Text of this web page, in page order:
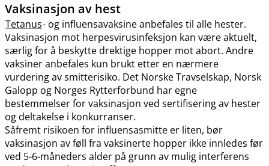
Vaksinasjon av hest
Tetanus- og influensavaksine anbefales til alle hester.
Vaksinasjon mot herpesvirusinfeksjon kan være aktuelt,
særlig for å beskytte drektige hopper mot abort. Andre
vaksiner anbefales kun brukt etter en nærmere
vurdering av smitterisiko. Det Norske Travselskap, Norsk
Galopp og Norges Rytterforbund har egne
bestemmelser for vaksinasjon ved sertifisering av hester
og deltakelse i konkurranser.
Såfremt risikoen for influensasmitte er liten, bør
vaksinasjon av føll fra vaksinerte hopper ikke innledes før
ved 5-6-måneders alder på grunn av mulig interferens